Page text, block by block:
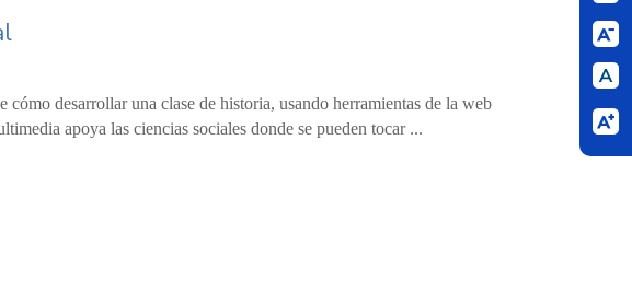
cómo desarrollar una clase de historia, usando herramientas de la web
apoya las ciencias sociales donde se pueden tocar ...